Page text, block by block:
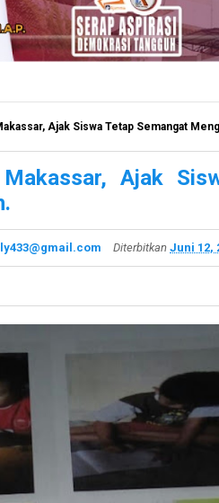
Ajak Siswa Tetap Semangat
Ajak
Diterbitkan Juni 12,